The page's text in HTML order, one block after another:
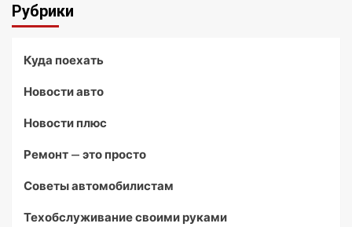
Рубрики
Куда поехать
Новости авто
Новости плюс
Ремонт — это просто
Советы автомобилистам
Техобслуживание своими руками